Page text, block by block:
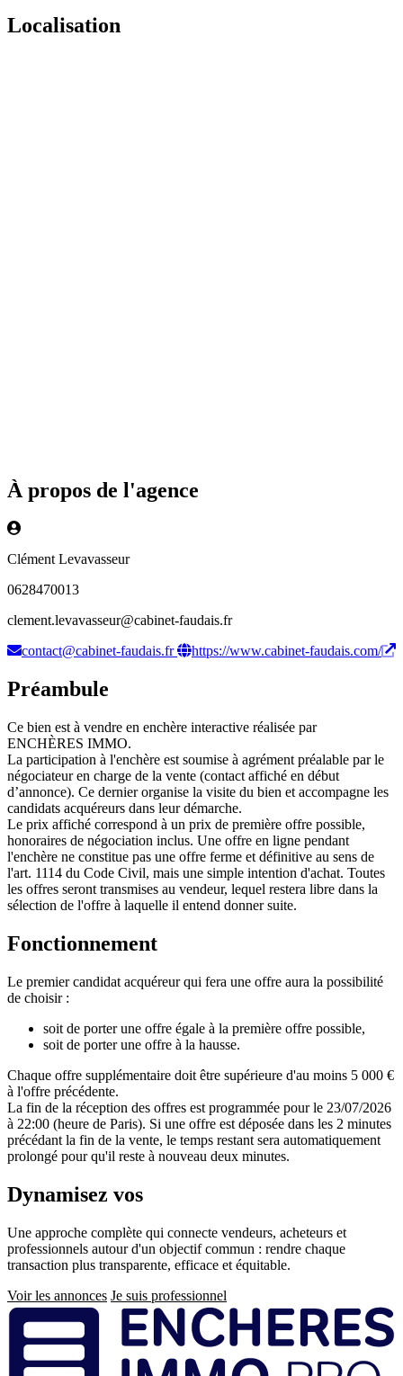
Localisation
À propos de l'agence
Clément Levavasseur
0628470013
clement.levavasseur@cabinet-faudais.fr
contact@cabinet-faudais.fr
https://www.cabinet-faudais.com/
Préambule
Ce bien est à vendre en enchère interactive réalisée par
ENCHÈRES IMMO.
La participation à l'enchère est soumise à agrément préalable par le
négociateur en charge de la vente (contact affiché en début
d’annonce). Ce dernier organise la visite du bien et accompagne les
candidats acquéreurs dans leur démarche.
Le prix affiché correspond à un prix de première offre possible,
honoraires de négociation inclus. Une offre en ligne pendant
l'enchère ne constitue pas une offre ferme et définitive au sens de
l'art. 1114 du Code Civil, mais une simple intention d'achat. Toutes
les offres seront transmises au vendeur, lequel restera libre dans la
sélection de l'offre à laquelle il entend donner suite.
Fonctionnement
Le premier candidat acquéreur qui fera une offre aura la possibilité
de choisir :
soit de porter une offre égale à la première offre possible,
soit de porter une offre à la hausse.
Chaque offre supplémentaire doit être supérieure d'au moins 5 000 €
à l'offre précédente.
La fin de la réception des offres est programmée pour le 23/07/2026
à 22:00 (heure de Paris). Si une offre est déposée dans les 2 minutes
précédant la fin de la vente, le temps restant sera automatiquement
prolongé pour qu'il reste à nouveau deux minutes.
Dynamisez vos
Une approche complète qui connecte vendeurs, acheteurs et
professionnels autour d'un objectif commun : rendre chaque
transaction plus transparente, efficace et équitable.
Voir les annonces Je suis professionnel
Pied
de
page